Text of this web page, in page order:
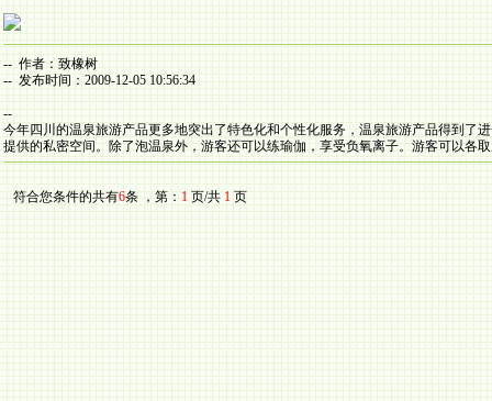
-- 作者：致橡树
-- 发布时间：2009-12-05 10:56:34
--
今年四川的温泉旅游产品更多地突出了特色化和个性化服务，温泉旅游产品得到了
提供的私密空间。除了泡温泉外，游客还可以练瑜伽，享受负氧离子。游客可以各
符合您条件的共有6条 ，第： 1 页/共 1 页